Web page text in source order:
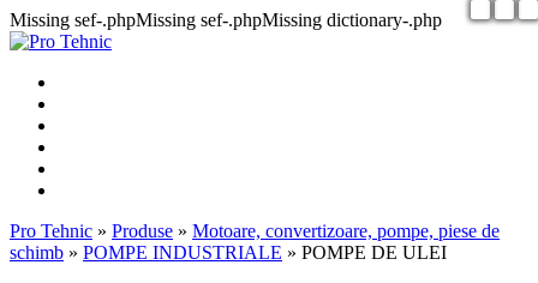
Missing sef-.phpMissing sef-.phpMissing dictionary-.php
Pro Tehnic » Produse » Motoare, convertizoare, pompe, piese de
schimb » POMPE INDUSTRIALE » POMPE DE ULEI